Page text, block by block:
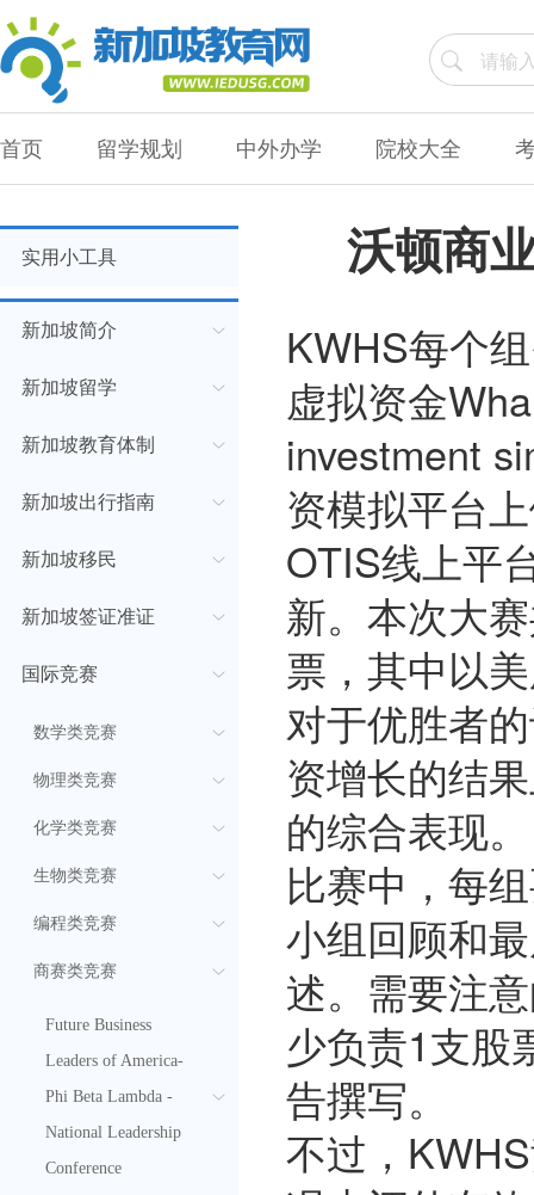
首页 留学规划 中外办学 院校大全
实用小工具
新加坡简介
新加坡留学
新加坡教育体制
新加坡出行指南
新加坡移民
新加坡签证准证
国际竞赛
数学类竞赛
物理类竞赛
化学类竞赛
生物类竞赛
编程类竞赛
商赛类竞赛
Future Business
Leaders of America-
Phi Beta Lambda -
National Leadership
Conference
沃顿商
KWHS每个
虚拟资金
investment
资模拟平台
OTIS线上平
新。本次大
票，其中以
对于优胜者
资增长的结
的综合表现。
比赛中，每
小组回顾和
述。需要注
少负责1支股
告撰写。
不过，